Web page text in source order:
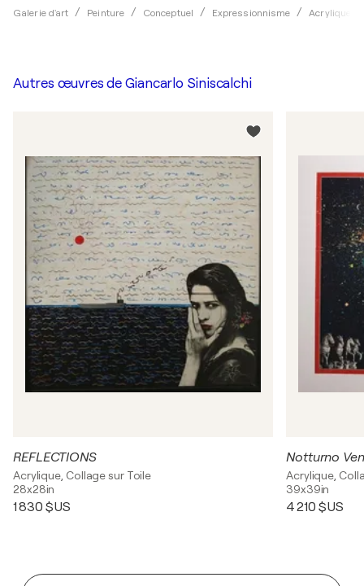
Galerie d'art Peinture Conceptuel Expressionnisme Acrylique
Autres œuvres de Giancarlo Siniscalchi
REFLECTIONS
Acrylique, Collage sur Toile
28x28in
1 830 $US
Notturno
Acrylique,
39x39in
4 210 $US